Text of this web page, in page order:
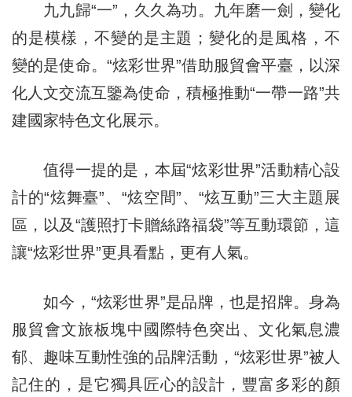
九九歸“一”，久久為功。九年磨一劍，變化
的是模樣，不變的是主題；變化的是風格，不
變的是使命。“炫彩世界”借助服貿會平臺，以深
化人文交流互鑒為使命，積極推動“一帶一路”共
建國家特色文化展示。
值得一提的是，本屆“炫彩世界”活動精心設
計的“炫舞臺”、“炫空間”、“炫互動”三大主題展
區，以及“護照打卡贈絲路福袋”等互動環節，這
讓“炫彩世界”更具看點，更有人氣。
如今，“炫彩世界”是品牌，也是招牌。身為
服貿會文旅板塊中國際特色突出、文化氣息濃
郁、趣味互動性強的品牌活動，“炫彩世界”被人
記住的，是它獨具匠心的設計，豐富多彩的顏